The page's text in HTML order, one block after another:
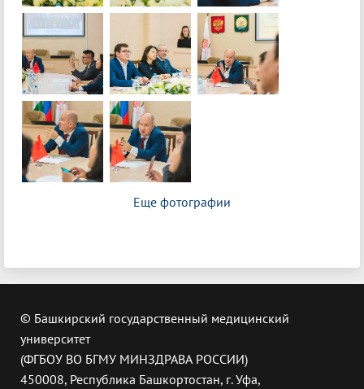
Еще фотографии
© Башкирский государственный медицинский
университет
(ФГБОУ ВО БГМУ МИНЗДРАВА РОССИИ)
450008, Республика Башкортостан, г. Уфа,